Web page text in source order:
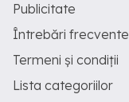
Publicitate
Întrebări frecvente
Termeni și condiții
Lista categoriilor